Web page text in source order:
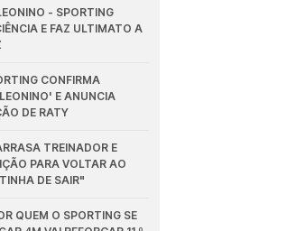
- SPORTING
E FAZ ULTIMATO A
CONFIRMA
E ANUNCIA
DE RATY
TREINADOR E
PARA VOLTAR AO
DE SAIR"
QUEM O SPORTING SE